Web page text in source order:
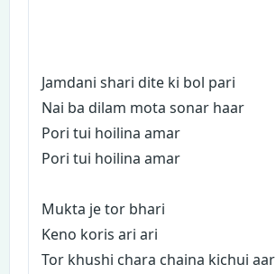
Jamdani shari dite ki bol pari
Nai ba dilam mota sonar haar
Pori tui hoilina amar
Pori tui hoilina amar
Mukta je tor bhari
Keno koris ari ari
Tor khushi chara chaina kichui aar